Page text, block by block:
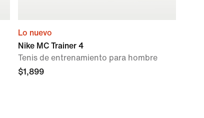
Lo nuevo
Nike MC Trainer 4
Tenis de entrenamiento para hombre
$1,899